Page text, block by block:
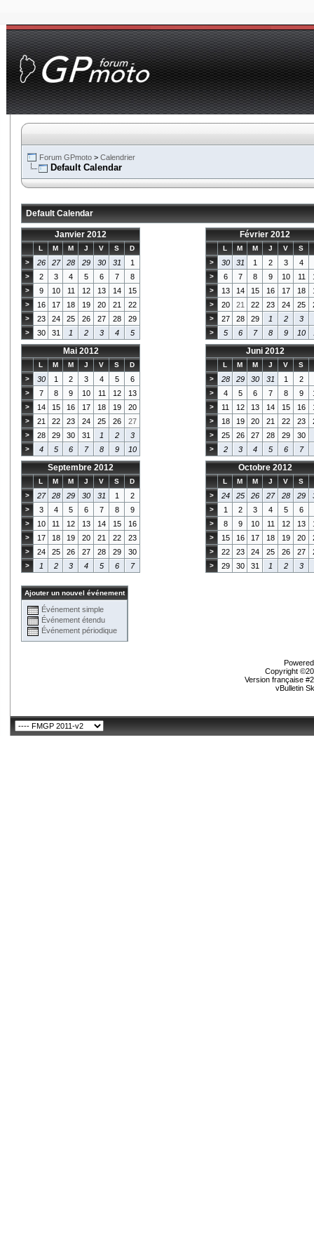
Forum GPmoto > Calendrier
Default Calendar
Default Calendar
Janvier 2012
L M M J V S
D
>
26 27 28 29 30 31 1
> 2 3 4 5 6 7 8
> 9 10 11 12 13 14 15
> 16 17 18 19 20 21 22
> 23 24 25 26 27 28 29
> 30 31 1 2 3 4 5
Février 2012
L M M J V
S
>
30 31 1 2 3 4
> 6 7 8 9 10 11
> 13 14 15 16 17 18
> 20 21 22 23 24 25
> 27 28 29 1 2 3
> 5 6 7 8 9 10
Mai 2012
L M M J V S
D
>
30 1 2 3 4 5 6
> 7 8 9 10 11 12 13
> 14 15 16 17 18 19 20
> 21 22 23 24 25 26 27
> 28 29 30 31 1 2 3
> 4 5 6 7 8 9 10
Juni 2012
L M M J V
S
>
28 29 30 31 1 2
> 4 5 6 7 8 9
> 11 12 13 14 15 16
> 18 19 20 21 22 23
> 25 26 27 28 29 30
> 2 3 4 5 6 7
Septembre 2012
L M M J V S
D
>
27 28 29 30 31 1 2
> 3 4 5 6 7 8 9
> 10 11 12 13 14 15 16
> 17 18 19 20 21 22 23
> 24 25 26 27 28 29 30
> 1 2 3 4 5 6 7
Octobre 2012
L M M J V
S
>
24 25 26 27 28 29
> 1 2 3 4 5 6
> 8 9 10 11 12 13
> 15 16 17 18 19 20
> 22 23 24 25 26 27
> 29 30 31 1 2 3
Ajouter un nouvel événement
Événement simple
Événement étendu
Événement périodique
Copyright
Version française
vBulletin